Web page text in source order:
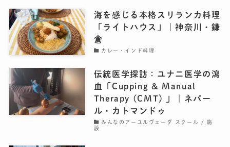
海を感じる本格スリランカ料理
「ライトハウス」｜神奈川・鎌
倉
カレー・インド料理
伝統医学探訪：ユナニ医学の瀉
血「Cupping & Manual
Therapy (CMT) 」｜ネパー
ル・カトマンドゥ
みんなのアーユルヴェーダ スクール / 施
設